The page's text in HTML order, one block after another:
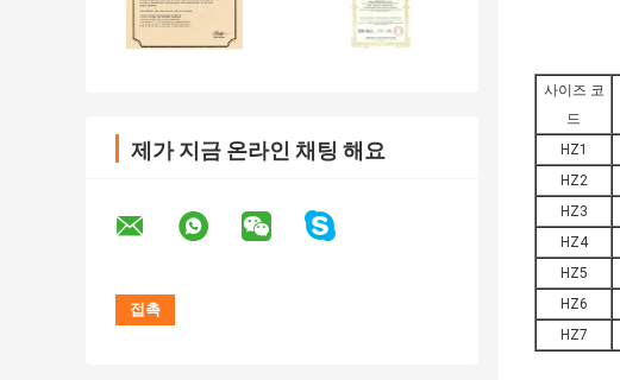
제가 지금 온라인 채팅 해요
사이즈 코
드
HZ1
HZ2
HZ3
HZ4
HZ5
HZ6
HZ7